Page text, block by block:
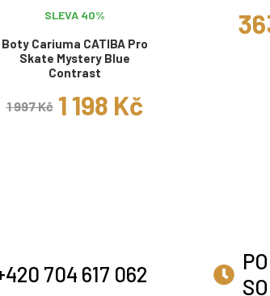
SLEVA 40%
Boty Cariuma CATIBA Pro
Skate Mystery Blue
Contrast
1 997 Kč 1 198 Kč
704 617 062